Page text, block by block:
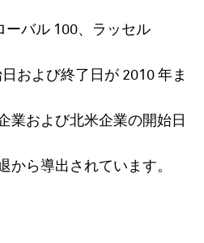
ーバル 100、ラッセル
および終了日が 2010 年ま
業および北米企業の開始日
から導出されています。